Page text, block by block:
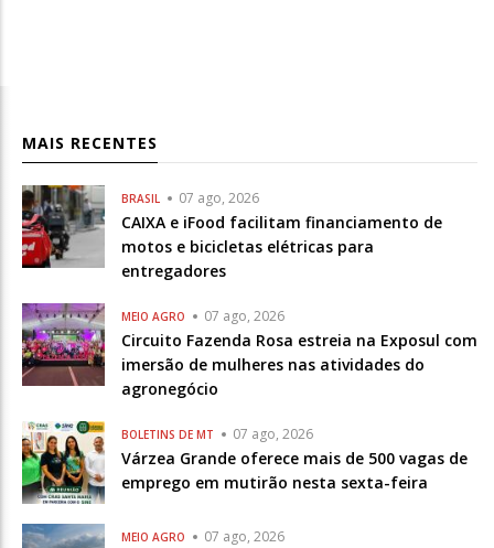
MAIS RECENTES
BRASIL 07 ago, 2026
CAIXA e iFood facilitam financiamento de
motos e bicicletas elétricas para
entregadores
MEIO AGRO 07 ago, 2026
Circuito Fazenda Rosa estreia na Exposul com
imersão de mulheres nas atividades do
agronegócio
BOLETINS DE MT 07 ago, 2026
Várzea Grande oferece mais de 500 vagas de
emprego em mutirão nesta sexta-feira
MEIO AGRO 07 ago, 2026